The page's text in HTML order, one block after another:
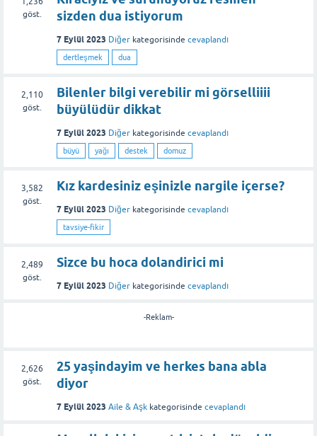
göst.
sizden dua istiyorum
7 Eylül 2023 Diğer kategorisinde cevaplandı
dertleşmek dua
2,110
göst.
Bilenler bilgi verebilir mi görselliiii
büyülüdür dikkat
7 Eylül 2023 Diğer kategorisinde cevaplandı
büyü yağı destek domuz
3,582
göst.
Kız kardesiniz eşinizle nargile içerse?
7 Eylül 2023 Diğer kategorisinde cevaplandı
tavsiye-fikir
2,489
göst.
Sizce bu hoca dolandirici mi
7 Eylül 2023 Diğer kategorisinde cevaplandı
-Reklam-
2,626
göst.
25 yaşindayim ve herkes bana abla
diyor
7 Eylül 2023 Aile & Aşk kategorisinde cevaplandı